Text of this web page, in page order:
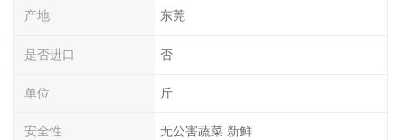
产地 东莞
是否进口 否
单位 斤
安全性 无公害蔬菜 新鲜